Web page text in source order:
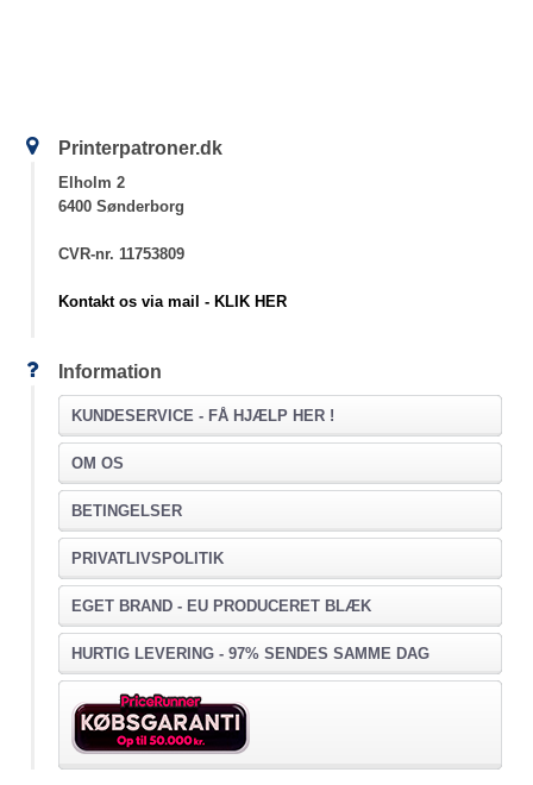
Printerpatroner.dk
Elholm 2
6400 Sønderborg
CVR-nr. 11753809
Kontakt os via mail - KLIK HER
Information
KUNDESERVICE - FÅ HJÆLP HER !
OM OS
BETINGELSER
PRIVATLIVSPOLITIK
EGET BRAND - EU PRODUCERET BLÆK
HURTIG LEVERING - 97% SENDES SAMME DAG